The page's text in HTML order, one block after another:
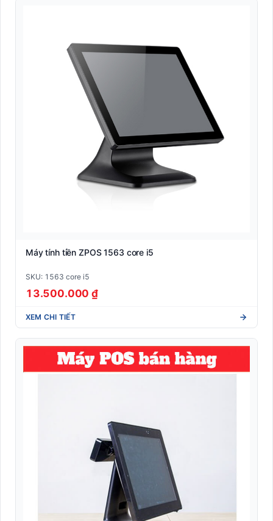
Máy tính tiền ZPOS 1563 core i5
SKU: 1563 core i5
13.500.000 ₫
XEM CHI TIẾT